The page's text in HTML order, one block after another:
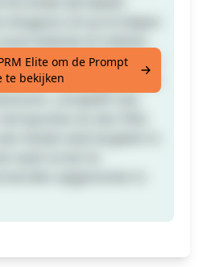
van de titels kiezen en
om een blogpost van
Elite om de Prompt
te bekijken